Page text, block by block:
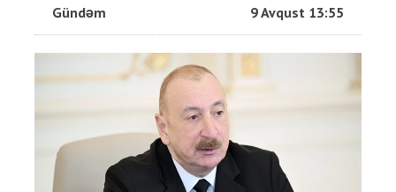
Gündəm 9 Avqust 13:55